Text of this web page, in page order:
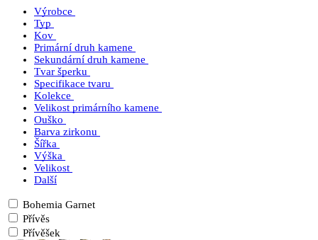
Výrobce
Typ
Kov
Primární druh kamene
Sekundární druh kamene
Tvar šperku
Specifikace tvaru
Kolekce
Velikost primárního kamene
Ouško
Barva zirkonu
Šířka
Výška
Velikost
Další
Bohemia Garnet
Přívěs
Přívěšek